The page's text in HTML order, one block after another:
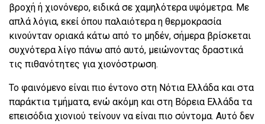
βροχή ή χιονόνερο, ειδικά σε χαμηλότερα υψόμετρα. Με
απλά λόγια, εκεί όπου παλαιότερα η θερμοκρασία
κινούνταν οριακά κάτω από το μηδέν, σήμερα βρίσκεται
συχνότερα λίγο πάνω από αυτό, μειώνοντας δραστικά
τις πιθανότητες για χιονόστρωση.
Το φαινόμενο είναι πιο έντονο στη Νότια Ελλάδα και στα
παράκτια τμήματα, ενώ ακόμη και στη Βόρεια Ελλάδα τα
επεισόδια χιονιού τείνουν να είναι πιο σύντομα. Αυτό δεν